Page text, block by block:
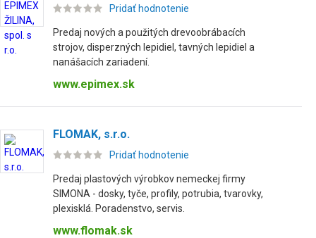
Pridať hodnotenie
Predaj nových a použitých drevoobrábacích
strojov, disperzných lepidiel, tavných lepidiel a
nanášacích zariadení.
www.epimex.sk
FLOMAK, s.r.o.
Pridať hodnotenie
Predaj plastových výrobkov nemeckej firmy
SIMONA - dosky, tyče, profily, potrubia, tvarovky,
plexisklá. Poradenstvo, servis.
www.flomak.sk